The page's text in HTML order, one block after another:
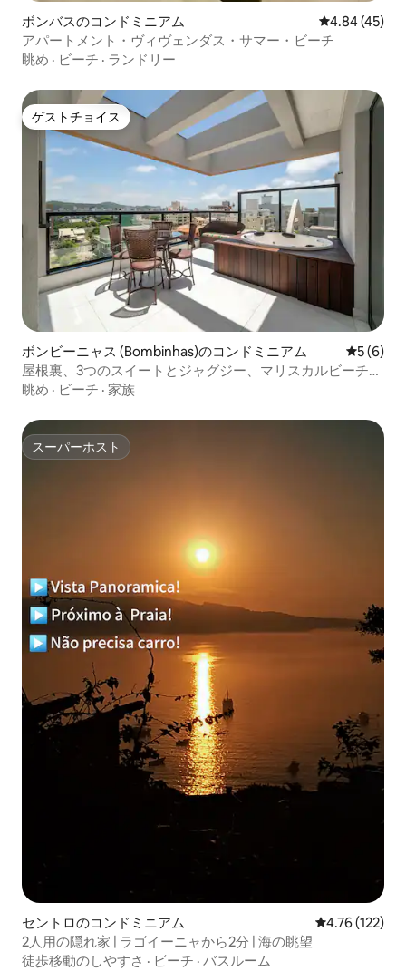
ボンバスのコンドミニアム レビュー45
4.84 (45)
アパートメント・ヴィヴェンダス・サマー・ビーチ
眺め · ビーチ · ランドリー
ゲストチョイス
ゲストチョイス
ボンビーニャス (Bombinhas)のコンドミニアム レビュー
5 (6)
屋根裏、3つのスイートとジャグジー、マリスカルビーチ近
く
眺め · ビーチ · 家族
スーパーホスト
スーパーホスト
セントロのコンドミニアム レビュー122
4.76 (122)
2人用の隠れ家 | ラゴイーニャから2分 | 海の眺望
徒歩移動のしやすさ · ビーチ · バスルーム